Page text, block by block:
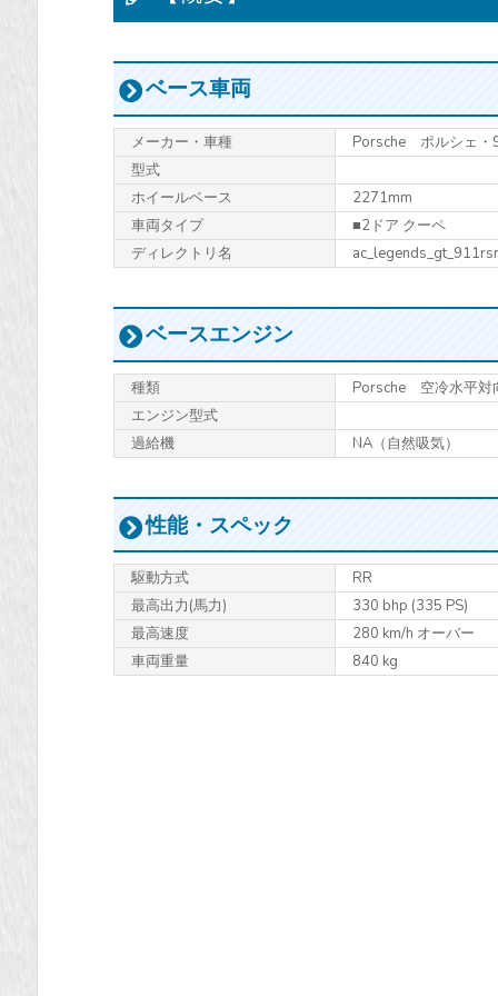
ベース車両
メーカー・車種
Porsche ポルシェ
型式
ホイールベース
2271mm
車両タイプ
■2ドア クーペ
ディレクトリ名
ベースエンジン
種類
Porsche 空冷水平対
エンジン型式
過給機
NA（自然吸気）
性能・スペック
駆動方式
RR
最高出力(馬力)
330 bhp (335 PS)
最高速度
280 km/h オーバー
車両重量
840 kg